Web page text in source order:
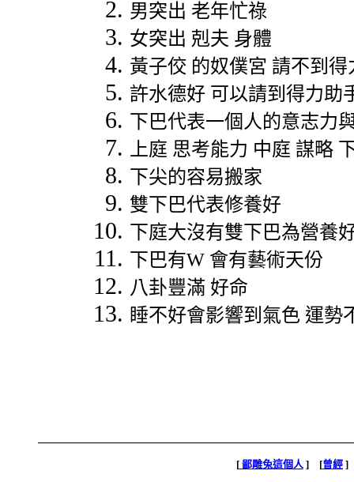
男突出 老年忙祿
女突出 剋夫 身體
黃子佼 的奴僕宮 請不到得
許水德好 可以請到得力助
下巴代表一個人的意志力
上庭 思考能力 中庭 謀略
下尖的容易搬家
雙下巴代表修養好
下庭大沒有雙下巴為營養
下巴有W 會有藝術天份
八卦豐滿 好命
睡不好會影響到氣色 運勢
[鄙雕兔這個人] [曾經]